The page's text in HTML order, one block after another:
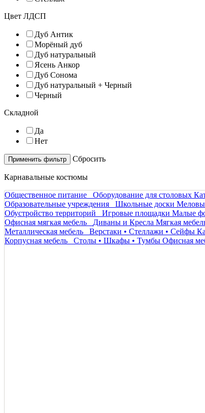
Цвет ЛДСП
Дуб Антик
Морёный дуб
Дуб натуральный
Ясень Анкор
Дуб Сонома
Дуб натуральный + Черный
Черный
Складной
Да
Нет
Cбросить
Карнавальные костюмы
Общественное питание Оборудование для столовых
Образовательные учреждения
Школьные доски
Обустройство территорий
Игровые площадки Малые
Офисная мягкая мебель
Диваны и Кресла Мягкая
Металлическая мебель
Верстаки • Стеллажи • Сейфы
Корпусная мебель
Столы • Шкафы • Тумбы Офисная